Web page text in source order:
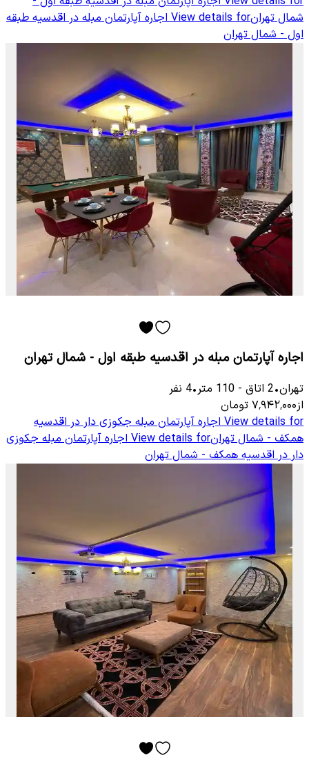
شمال تهرانView details for اجاره آپارتمان مبله در اقدسیه طبقه
اول - شمال تهران
اجاره آپارتمان مبله در اقدسیه طبقه اول - شمال تهران
تهران•
2 اتاق -
110 متر•
4 نفر
از۷٬۹۴۲٬۰۰۰ تومان
View details for اجاره آپارتمان مبله جکوزی دار در اقدسیه
همکف - شمال تهرانView details for اجاره آپارتمان مبله جکوزی
دار در اقدسیه همکف - شمال تهران